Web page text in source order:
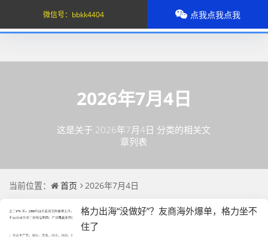
2026年7月4日
这是关于 2026年7月4日 分类的相关文
章列表
当前位置： 首页 2026年7月4日
格力出海“没做好”？友商海外爆单，格力坐不
住了
微信号： bbkk4404 点我点我点我